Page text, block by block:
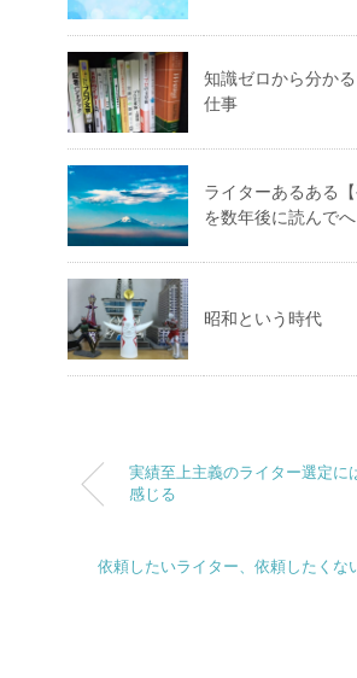
知識ゼロから分か
仕事
ライターあるある
を数年後に読んでへ
昭和という時代
実績至上主義のライター選定に
感じる
依頼したいライター、依頼したくな